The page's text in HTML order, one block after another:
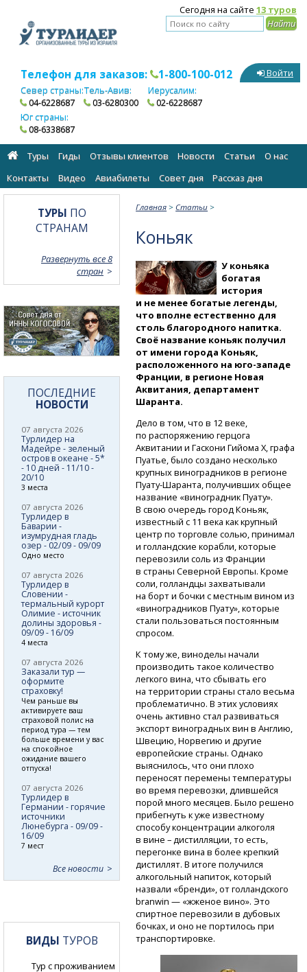
Сегодня на сайте 13 туров
Телефон для заказов: 1-800-100-012
Север страны:
04-6228687
Тель-Авив:
03-6280300
Иерусалим:
02-6228687
Юг страны:
08-6338687
Войти
Туры Гиды Отзывы клиентов Новости Статьи
О нас
Контакты
Видео Авиабилеты Cовет дня Рассказ дня
Главная > Статьи >
Коньяк
У коньяка
богатая
история
и не менее богатые легенды,
что вполне естественно для
столь благородного напитка.
Своё название коньяк получил
от имени города Коньяк,
расположенного на юго-западе
Франции, в регионе Новая
Аквитания, департамент
Шаранта.
Дело в том, что в 12 веке,
по распоряжению герцога
Аквитании и Гаскони Гийома X, графа
Пуатье, было создано несколько
крупных виноградников в регионе
Пуату-Шаранта,получивших общее
название «виноградник Пуату».
В свою очередь город Коньяк,
известный с 11 века как крупный
центр по торговле солью, принимал
и голландские корабли, которые
перевозили соль из Франции
в страны Северной Европы. Кроме
соли, голландцы захватывали
на борт и бочки с местным вином из
«виноградников Пуату», которые
стали пользоваться постоянным
спросом.
К тому же, виноделы начали
производить такое количество
легкого вина, что сбывать его
на территории страны стало весьма
проблематично. В этих условиях
очень активно стал развиваться
экспорт виноградных вин в Англию,
Швецию, Норвегию и другие
европейские страны. Однако
выяснилось, что они плохо
переносят перемены температуры
во время перевозки, длившейся
порой много месяцев. Было решено
прибегнуть к уже известному
способу концентрации алкоголя
в вине – дистилляции, то есть,
перегонке вина в более крепкий
дистиллят. В итоге получился
алкогольный напиток, который
назвали «бренди», от голландского
branwin — «жженое вино». Это
спиртное перевозили в дубовых
бочках, и оно не портилось при
транспортировке.
ТУРЫ ПО
СТРАНАМ
Развернуть все 8
стран
ПОСЛЕДНИЕ
НОВОСТИ
07 августа 2026
Турлидер на
Мадейре - зеленый
остров в океане - 5*
- 10 дней - 11/10 -
20/10
3 места
07 августа 2026
Турлидер в
Баварии -
изумрудная гладь
озер - 02/09 - 09/09
Одно место
07 августа 2026
Турлидер в
Словении -
термальный курорт
Олимие - источник
долины здоровья -
09/09 - 16/09
4 места
07 августа 2026
Заказали тур —
оформите
страховку!
Чем раньше вы
активируете ваш
страховой полис на
период тура — тем
больше времени у вас
на спокойное
ожидание вашего
отпуска!
07 августа 2026
Турлидер в
Германии - горячие
источники
Люнебурга - 09/09 -
16/09
7 мест
Все новости
ВИДЫ ТУРОВ
Тур с проживанием